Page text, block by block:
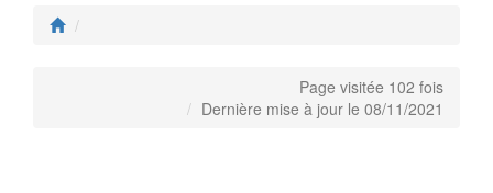
Page visitée 102 fois
Dernière mise à jour le 08/11/2021